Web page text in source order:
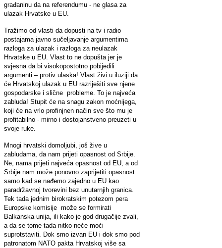
građaninu da na referendumu - ne glasa za
ulazak Hrvatske u EU.
Tražimo od vlasti da dopusti na tv i radio
postajama javno sučeljavanje argumentima
razloga za ulazak i razloga za neulazak
Hrvatske u EU. Vlast to ne dopušta jer je
svjesna da bi visokopostotno pobijedili
argumenti – protiv ulaska! Vlast živi u iluziji da
će Hrvatskoj ulazak u EU razriješiti sve njene
gospodarske i slične probleme. To je najveća
zabluda! Stupit će na snagu zakon moćnijega,
koji će na vrlo profinjnen način sve što mu je
profitabilno - mirno i dostojanstveno preuzeti u
svoje ruke.
Mnogi hrvatski domoljubi, još žive u
zabludama, da nam prijeti opasnost od Srbije.
Ne, nama prijeti najveća opasnost od EU, a od
Srbije nam može ponovno zaprijetiti opasnost
samo kad se nađemo zajedno u EU kao
paradržavnoj tvorevini bez unutarnjih granica.
Tek tada jednim birokratskim potezom pera
Europske komisije može se formirati
Balkanska unija, ili kako je god drugačije zvali,
a da se tome tada nitko neće moći
suprotstaviti. Dok smo izvan EU i dok smo pod
patronatom NATO pakta Hrvatskoj više sa